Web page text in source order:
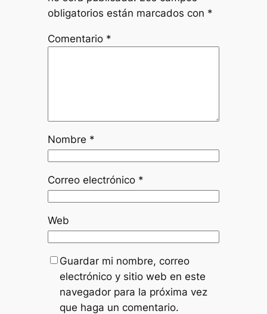
obligatorios están marcados con *
Comentario *
Nombre *
Correo electrónico *
Web
Guardar mi nombre, correo
electrónico y sitio web en este
navegador para la próxima vez
que haga un comentario.